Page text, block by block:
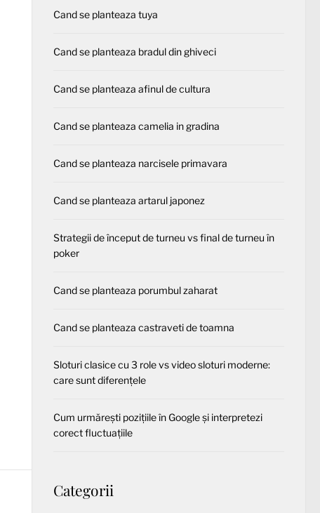
Cand se planteaza tuya
Cand se planteaza bradul din ghiveci
Cand se planteaza afinul de cultura
Cand se planteaza camelia in gradina
Cand se planteaza narcisele primavara
Cand se planteaza artarul japonez
Strategii de început de turneu vs final de turneu în
poker
Cand se planteaza porumbul zaharat
Cand se planteaza castraveti de toamna
Sloturi clasice cu 3 role vs video sloturi moderne:
care sunt diferențele
Cum urmărești pozițiile în Google și interpretezi
corect fluctuațiile
Categorii